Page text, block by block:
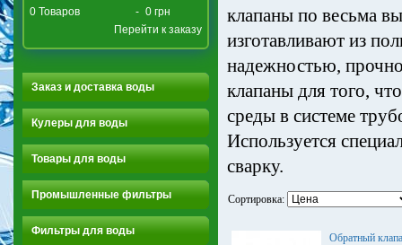
0 Товаров - 0 грн
Перейти к заказу
Заказ и доставка воды
Кулеры для воды
Товары для воды
Промышленные фильтры
Фильтры для воды
клапаны по весьма
изготавливают из
надежностью,
клапаны для того,
среды в системе
Используется
сварку.
Сортировка:
Обратный